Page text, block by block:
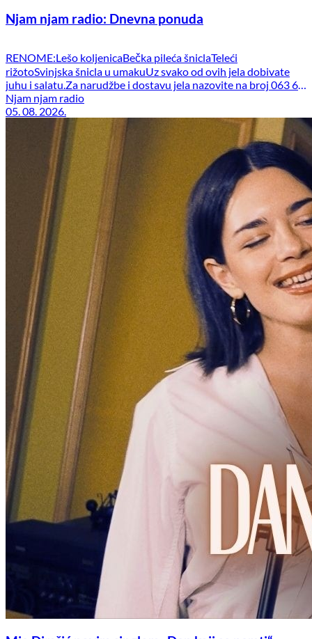
Njam njam radio: Dnevna ponuda
RENOME:Lešo koljenicaBečka pileća šniclaTeleći
rižotoSvinjska šnicla u umakuUz svako od ovih jela dobivate
juhu i salatu.Za narudžbe i dostavu jela nazovite na broj 063 62
62 62. PRODEX:Goveđi gulašTeleća čorbaBataciPileći
fileZagrebački odrezakJunetina lešoPečena teletinaPečeni
odojakPiletina u umakuSvinjetina u umakuŠpageti
bologneseRoštiljPunjena paprikaSvi prilozi uz marendska jela u
restorani su besplatni. BAKOVIĆ:Piletina u umaku od
šampinjonaPečeni svinjski […]
Njam njam radio
05. 08. 2026.